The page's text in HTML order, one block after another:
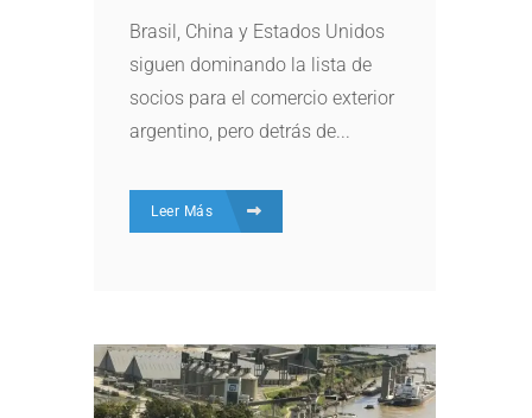
Brasil, China y Estados Unidos
siguen dominando la lista de
socios para el comercio exterior
argentino, pero detrás de...
Leer Más